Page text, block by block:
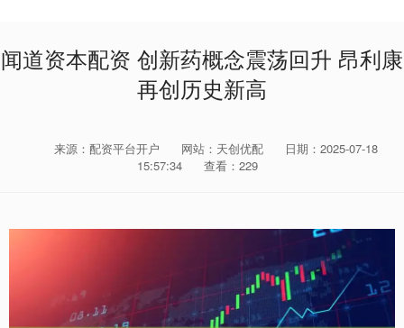
闻道资本配资 创新药概念震荡回升 昂利康
再创历史新高
来源：配资平台开户 网站：天创优配
日期：2025-07-18
15:57:34
查看：229